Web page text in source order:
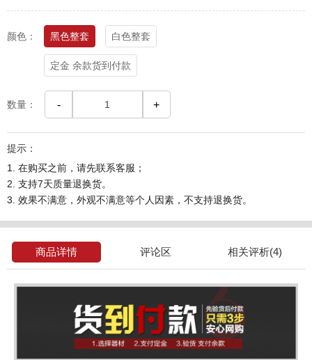
颜色： 黑色整套 白色整套
定金 余款货到付款
数量： - +
提示：
1. 在购买之前，请先联系客服；
2. 支持7天质量退换货。
3. 效果不满意，外观不满意等个人因素，不支持退换货。
商品详情 评论区 相关评析(4)